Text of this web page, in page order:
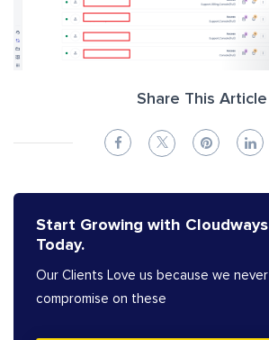
Share This Article
Start Growing with Cloudways
Today.
Our Clients Love us because we never
compromise on these